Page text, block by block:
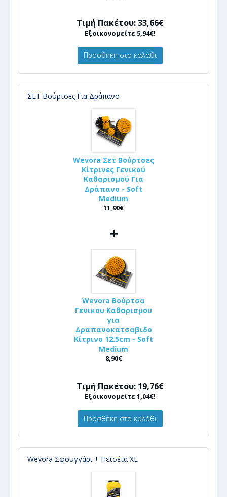
Τιμή Πακέτου: 33,66€
Εξοικονομείτε 5,94€!
Προσθήκη στο καλάθι
ΣΕΤ Βούρτσες Για Δράπανο
Wevora Σετ Βούρτσες
Κίτρινες Γενικού
Καθαρισμού Για
Δράπανο - Soft
Medium
11,90€
+
Wevora Βούρτσα
Γενικου Καθαρισμου
για
Δραπανοκατσαβιδο
Κίτρινο 12.5cm - Soft
Medium
8,90€
Τιμή Πακέτου: 19,76€
Εξοικονομείτε 1,04€!
Προσθήκη στο καλάθι
Wevora Σφουγγάρι + Πετσέτα XL